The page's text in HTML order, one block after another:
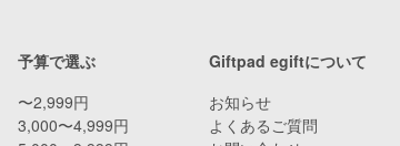
予算で選ぶ
〜2,999円
3,000〜4,999円
Giftpad egiftについて
お知らせ
よくあるご質問